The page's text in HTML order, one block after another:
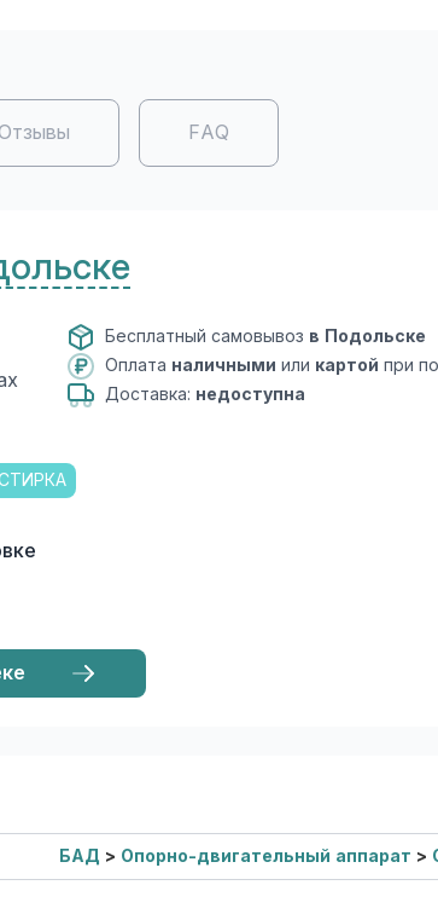
FAQ
Бесплатный самовывоз в Подольске
Оплата наличными или картой при
Доставка: недоступна
БАД > Опорно-двигательный аппарат >